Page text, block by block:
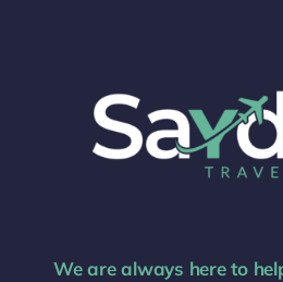
We are always here to